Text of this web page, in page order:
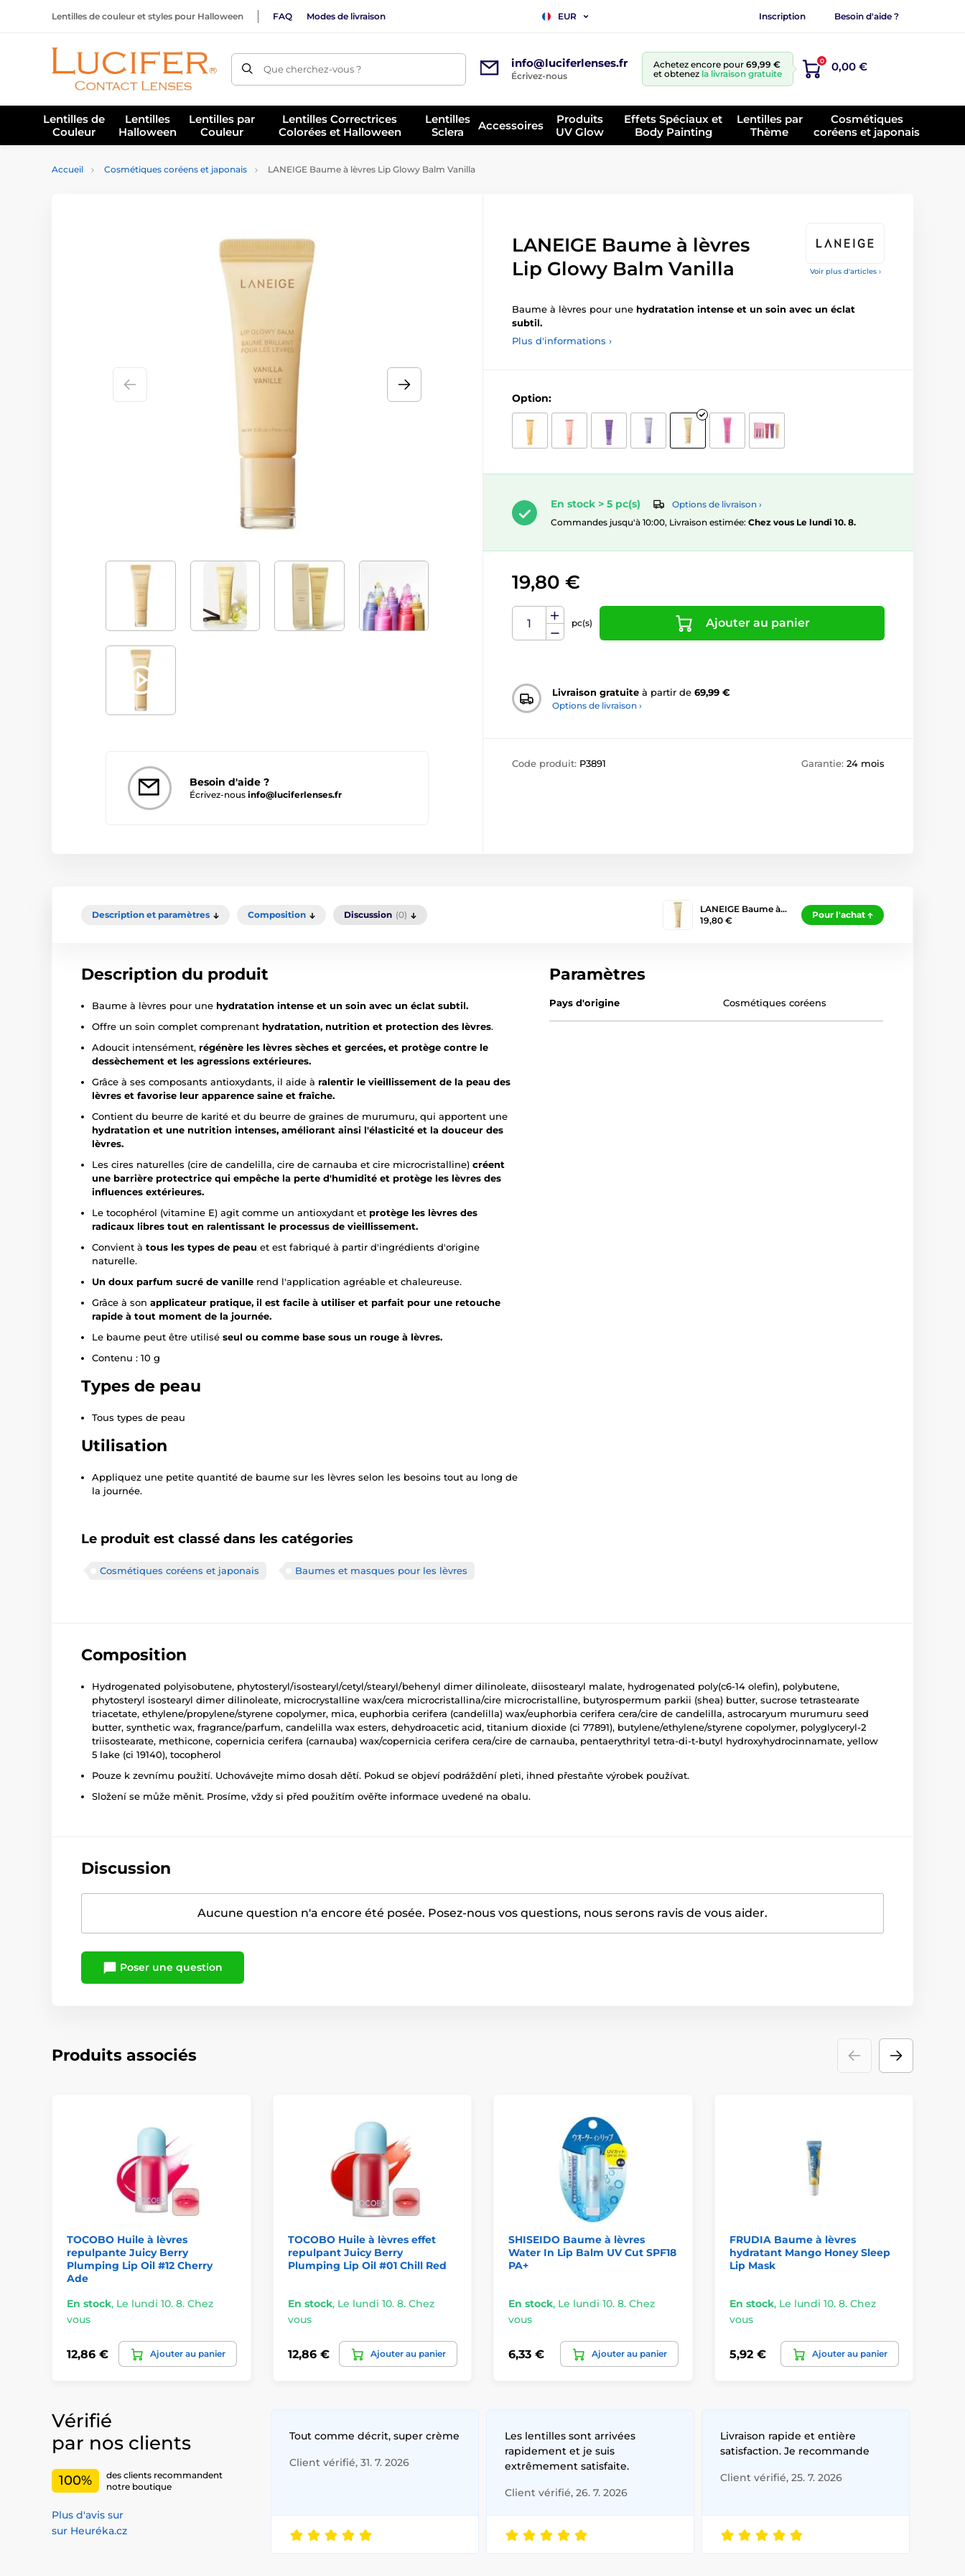
Lentilles de couleur et styles pour Halloween FAQ Modes de livraison EUR Inscription Besoin d'aide ?
Que cherchez-vous ? info@luciferlenses.fr
Écrivez-nous
Achetez encore pour 69,99 €
et obtenez la livraison gratuite
0 0,00 €
Lentilles de
Couleur
Lentilles
Halloween
Lentilles par
Couleur
Lentilles Correctrices
Colorées et Halloween
Lentilles
Sclera
Accessoires
Produits
UV Glow
Effets Spéciaux et
Body Painting
Lentilles par
Thème
Cosmétiques
coréens et japonais
Accueil Cosmétiques coréens et japonais LANEIGE Baume à lèvres Lip Glowy Balm Vanilla
Voir plus d'articles ›
Besoin d'aide ?
Écrivez-nous info@luciferlenses.fr
LANEIGE Baume à lèvres
Lip Glowy Balm Vanilla
Baume à lèvres pour une hydratation intense et un soin avec un éclat
subtil.
Plus d'informations ›
Option:
En stock > 5 pc(s)
Options de livraison ›
Commandes jusqu'à 10:00, Livraison estimée: Chez vous Le lundi 10. 8.
19,80 €
pc(s) Ajouter au panier
Livraison gratuite à partir de 69,99 €
Options de livraison ›
Code produit: P3891 Garantie: 24 mois
Description et paramètres Composition Discussion (0)
LANEIGE Baume à…
19,80 €
Pour l'achat
Description du produit
Baume à lèvres pour une hydratation intense et un soin avec un éclat subtil.
Offre un soin complet comprenant hydratation, nutrition et protection des lèvres.
Adoucit intensément, régénère les lèvres sèches et gercées, et protège contre le
dessèchement et les agressions extérieures.
Grâce à ses composants antioxydants, il aide à ralentir le vieillissement de la peau des
lèvres et favorise leur apparence saine et fraîche.
Contient du beurre de karité et du beurre de graines de murumuru, qui apportent une
hydratation et une nutrition intenses, améliorant ainsi l'élasticité et la douceur des
lèvres.
Les cires naturelles (cire de candelilla, cire de carnauba et cire microcristalline) créent
une barrière protectrice qui empêche la perte d'humidité et protège les lèvres des
influences extérieures.
Le tocophérol (vitamine E) agit comme un antioxydant et protège les lèvres des
radicaux libres tout en ralentissant le processus de vieillissement.
Convient à tous les types de peau et est fabriqué à partir d'ingrédients d'origine
naturelle.
Un doux parfum sucré de vanille rend l'application agréable et chaleureuse.
Grâce à son applicateur pratique, il est facile à utiliser et parfait pour une retouche
rapide à tout moment de la journée.
Le baume peut être utilisé seul ou comme base sous un rouge à lèvres.
Contenu : 10 g
Types de peau
Tous types de peau
Utilisation
Appliquez une petite quantité de baume sur les lèvres selon les besoins tout au long de
la journée.
Le produit est classé dans les catégories
Cosmétiques coréens et japonais Baumes et masques pour les lèvres
Paramètres
Pays d'origine Cosmétiques coréens
Composition
Hydrogenated polyisobutene, phytosteryl/isostearyl/cetyl/stearyl/behenyl dimer dilinoleate, diisostearyl malate, hydrogenated poly(c6-14 olefin), polybutene,
phytosteryl isostearyl dimer dilinoleate, microcrystalline wax/cera microcristallina/cire microcristalline, butyrospermum parkii (shea) butter, sucrose tetrastearate
triacetate, ethylene/propylene/styrene copolymer, mica, euphorbia cerifera (candelilla) wax/euphorbia cerifera cera/cire de candelilla, astrocaryum murumuru seed
butter, synthetic wax, fragrance/parfum, candelilla wax esters, dehydroacetic acid, titanium dioxide (ci 77891), butylene/ethylene/styrene copolymer, polyglyceryl-2
triisostearate, methicone, copernicia cerifera (carnauba) wax/copernicia cerifera cera/cire de carnauba, pentaerythrityl tetra-di-t-butyl hydroxyhydrocinnamate, yellow
5 lake (ci 19140), tocopherol
Pouze k zevnímu použití. Uchovávejte mimo dosah dětí. Pokud se objeví podráždění pleti, ihned přestaňte výrobek používat.
Složení se může měnit. Prosíme, vždy si před použitím ověřte informace uvedené na obalu.
Discussion
Aucune question n'a encore été posée. Posez-nous vos questions, nous serons ravis de vous aider.
Poser une question
Produits associés
TOCOBO Huile à lèvres
repulpante Juicy Berry
Plumping Lip Oil #12 Cherry
Ade
En stock, Le lundi 10. 8. Chez
vous
12,86 € Ajouter au panier
TOCOBO Huile à lèvres effet
repulpant Juicy Berry
Plumping Lip Oil #01 Chill Red
En stock, Le lundi 10. 8. Chez
vous
12,86 € Ajouter au panier
SHISEIDO Baume à lèvres
Water In Lip Balm UV Cut SPF18
PA+
En stock, Le lundi 10. 8. Chez
vous
6,33 € Ajouter au panier
FRUDIA Baume à lèvres
hydratant Mango Honey Sleep
Lip Mask
En stock, Le lundi 10. 8. Chez
vous
5,92 € Ajouter au panier
Vérifié
par nos clients
100%
des clients recommandent
notre boutique
Plus d'avis sur
sur Heuréka.cz
Tout comme décrit, super crème
Client vérifié, 31. 7. 2026
Les lentilles sont arrivées
rapidement et je suis
extrêmement satisfaite.
Client vérifié, 26. 7. 2026
Livraison rapide et entière
satisfaction. Je recommande
Client vérifié, 25. 7. 2026